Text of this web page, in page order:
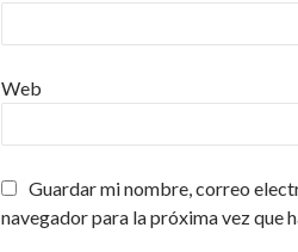
Web
Guardar mi nombre, correo
navegador para la próxima vez que